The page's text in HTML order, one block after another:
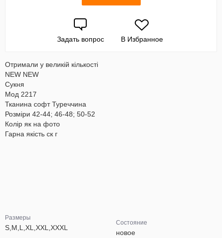
Задать вопрос В Избранное
Отримали у великій кількості
NEW NEW
Сукня
Мод 2217
Тканина софт Туреччина
Розміри 42-44; 46-48; 50-52
Колір як на фото
Гарна якість ск г
Размеры
S,M,L,XL,XXL,XXXL
Состояние
новое